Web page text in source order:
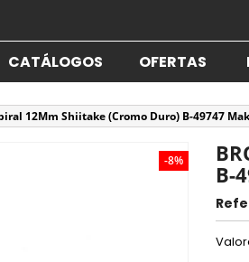
CATÁLOGOS OFERTAS
12Mm Shiitake (Cromo Duro) B-49747
-8%
B-